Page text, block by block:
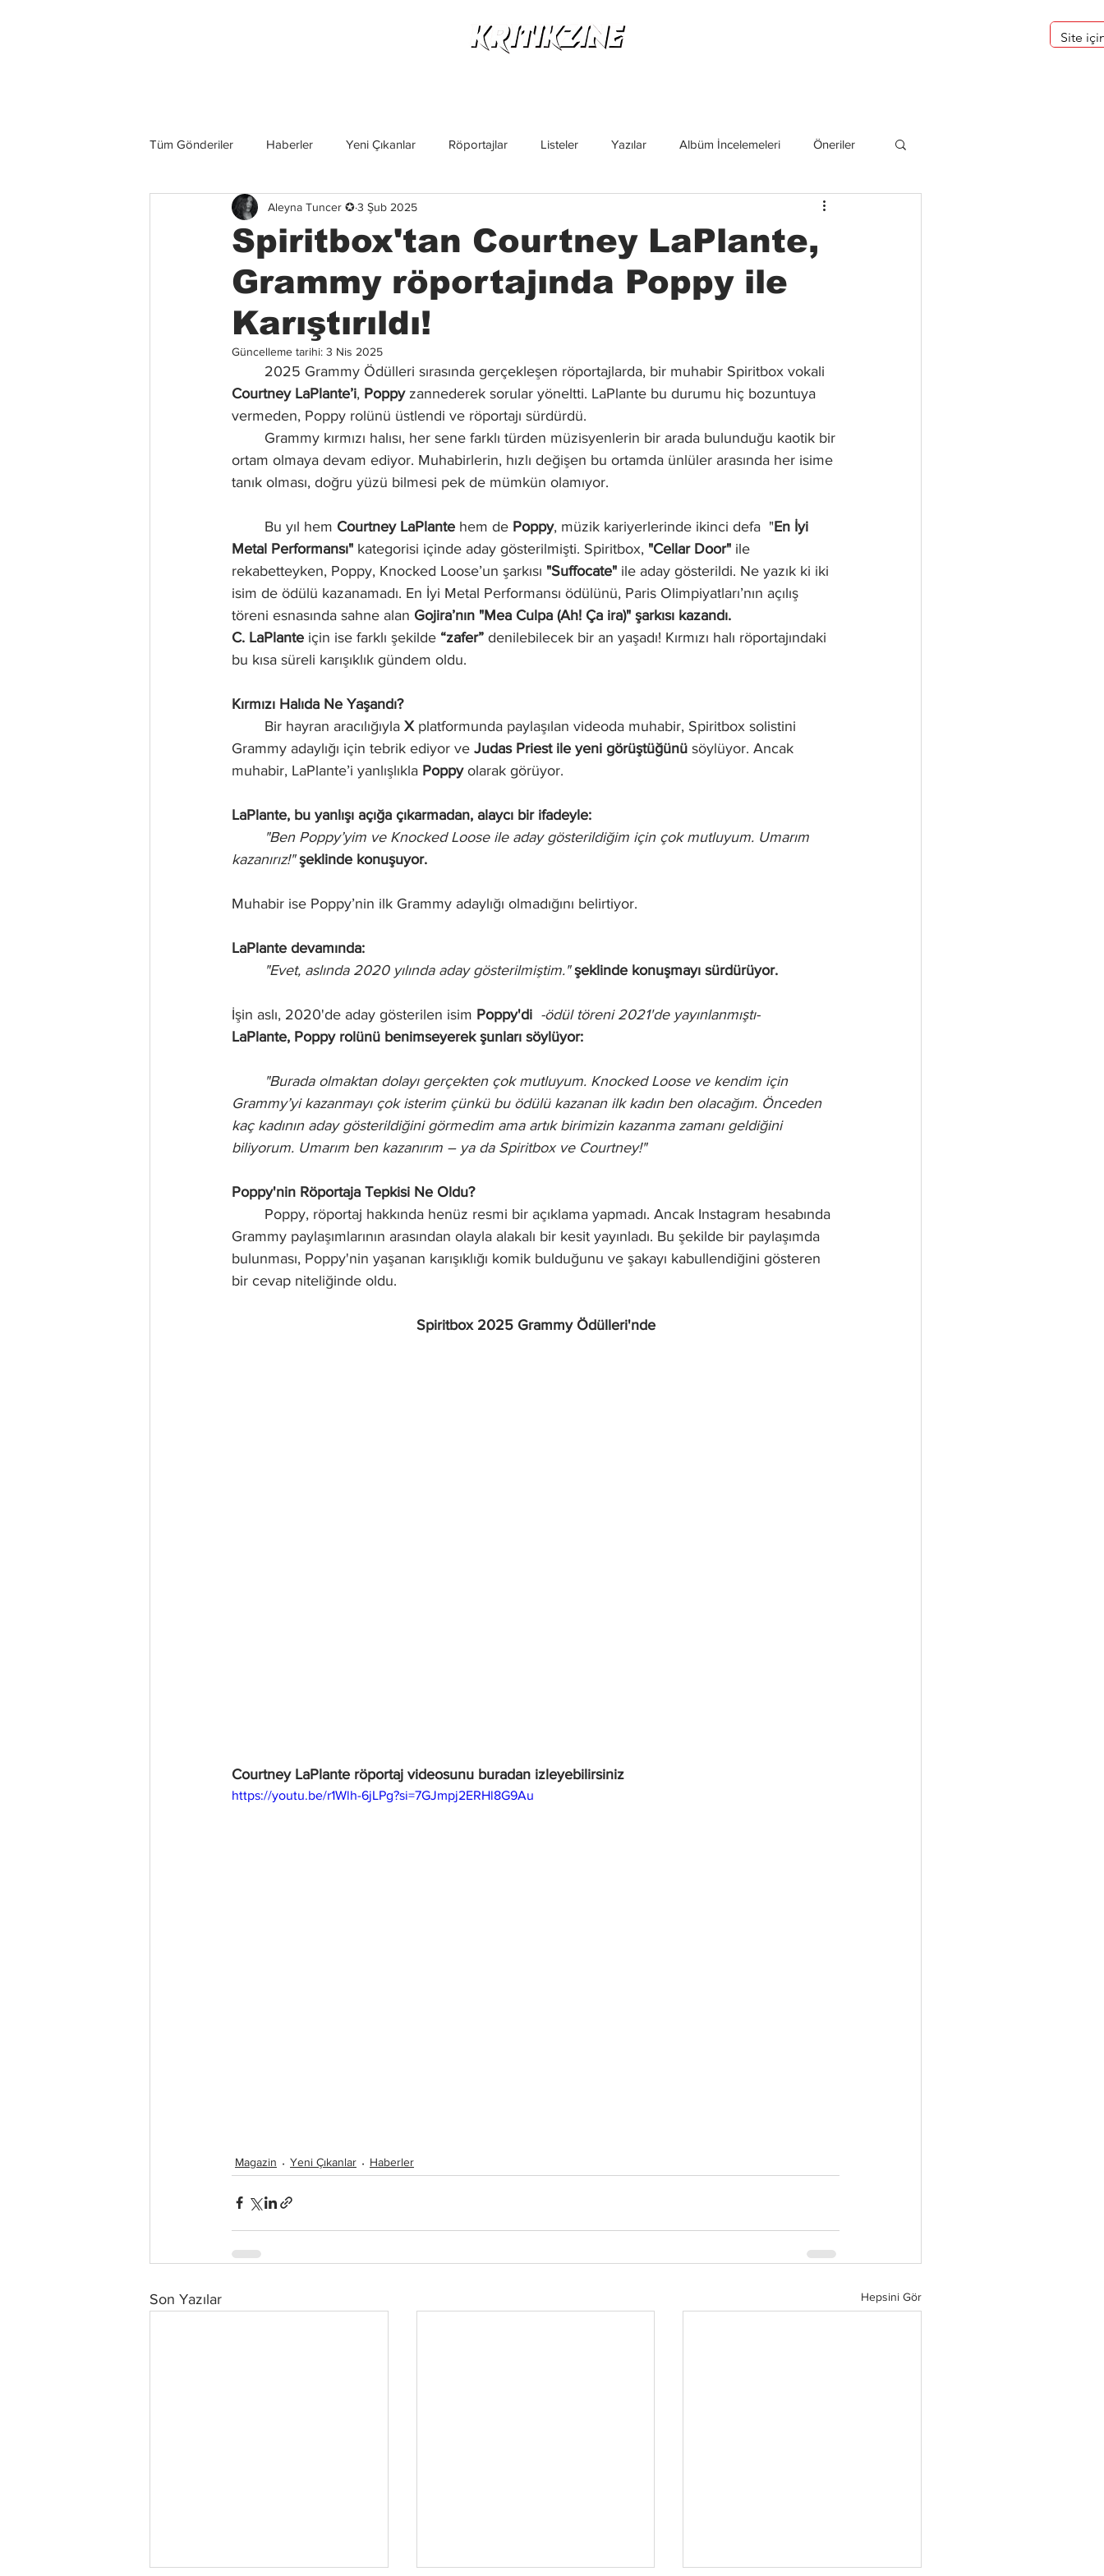
Tüm Gönderiler Haberler Yeni Çıkanlar Röportajlar Listeler Yazılar Albüm İncelemeleri Öneriler
Grup İncelemeleri Konserler İncelemeler
Spiritbox'tan Courtney LaPlante,
Grammy röportajında Poppy ile
Karıştırıldı!
Aleyna Tuncer ✪ 3 Şub 2025
Güncelleme tarihi: 3 Nis 2025
	2025 Grammy Ödülleri sırasında gerçekleşen röportajlarda, bir muhabir Spiritbox vokali
Courtney LaPlante’i, Poppy zannederek sorular yöneltti. LaPlante bu durumu hiç bozuntuya
vermeden, Poppy rolünü üstlendi ve röportajı sürdürdü.
ortam olmaya devam ediyor. Muhabirlerin, hızlı değişen bu ortamda ünlüler arasında her isime
tanık olması, doğru yüzü bilmesi pek de mümkün olamıyor.
	Bu yıl hem
Courtney LaPlante hem de Poppy, müzik kariyerlerinde ikinci defa  "En İyi
Metal Performansı" kategorisi içinde aday gösterilmişti. Spiritbox, "Cellar Door" ile
rekabetteyken, Poppy, Knocked Loose’un şarkısı "Suffocate" ile aday gösterildi. Ne yazık ki iki
isim de ödülü kazanamadı. En İyi Metal Performansı ödülünü, Paris Olimpiyatları’nın açılış
töreni esnasında sahne alan Gojira’nın "Mea Culpa (Ah! Ça ira)" şarkısı kazandı.
C. LaPlante için ise farklı şekilde “zafer” denilebilecek bir an yaşadı! Kırmızı halı röportajındaki
bu kısa süreli karışıklık gündem oldu.
Kırmızı Halıda Ne Yaşandı?
	Bir hayran aracılığıyla
X platformunda paylaşılan videoda muhabir, Spiritbox solistini
Grammy adaylığı için tebrik ediyor ve Judas Priest ile yeni görüştüğünü söylüyor. Ancak
muhabir, LaPlante’i yanlışlıkla Poppy olarak görüyor.
LaPlante, bu yanlışı açığa çıkarmadan, alaycı bir ifadeyle:
"Ben Poppy’yim ve Knocked Loose ile aday gösterildiğim için çok mutluyum. Umarım
kazanırız!" şeklinde konuşuyor.
Muhabir ise Poppy’nin ilk Grammy adaylığı olmadığını belirtiyor.
LaPlante devamında:
"Evet, aslında 2020 yılında aday gösterilmiştim." şeklinde konuşmayı sürdürüyor.
İşin aslı, 2020'de aday gösterilen isim Poppy'di -ödül töreni 2021'de yayınlanmıştı-
LaPlante, Poppy rolünü benimseyerek şunları söylüyor:
"Burada olmaktan dolayı gerçekten çok mutluyum. Knocked Loose ve kendim için
Grammy’yi kazanmayı çok isterim çünkü bu ödülü kazanan ilk kadın ben olacağım. Önceden
kaç kadının aday gösterildiğini görmedim ama artık birimizin kazanma zamanı geldiğini
biliyorum. Umarım ben kazanırım – ya da Spiritbox ve Courtney!"
Poppy'nin Röportaja Tepkisi Ne Oldu?
Grammy paylaşımlarının arasından olayla alakalı bir kesit yayınladı. Bu şekilde bir paylaşımda
bulunması, Poppy'nin yaşanan karışıklığı komik bulduğunu ve şakayı kabullendiğini gösteren
bir cevap niteliğinde oldu.
Spiritbox 2025 Grammy Ödülleri'nde
Courtney LaPlante röportaj videosunu buradan izleyebilirsiniz
https://youtu.be/r1Wlh-6jLPg?si=7GJmpj2ERHl8G9Au
Magazin Yeni Çıkanlar Haberler
Son Yazılar Hepsini Gör